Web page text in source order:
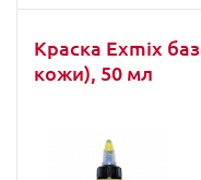
Краска Exmix
кожи), 50 мл